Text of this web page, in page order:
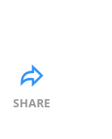
SHARE